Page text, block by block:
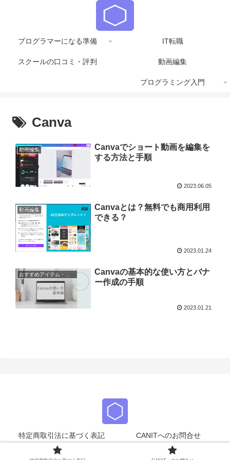
プログラマーになる準備 IT転職
スクールの口コミ・評判 動画編集
プログラミング入門
Canva
動画編集
Canvaでショート動画を編集を
する方法と手順
2023.06.05
動画編集
Canvaとは？無料でも商用利用
できる？
2023.01.24
おすすめアイテム・ツール
Canvaの基本的な使い方とバナ
ー作成の手順
2023.01.21
特定商取引法に基づく表記 CANITへのお問合せ